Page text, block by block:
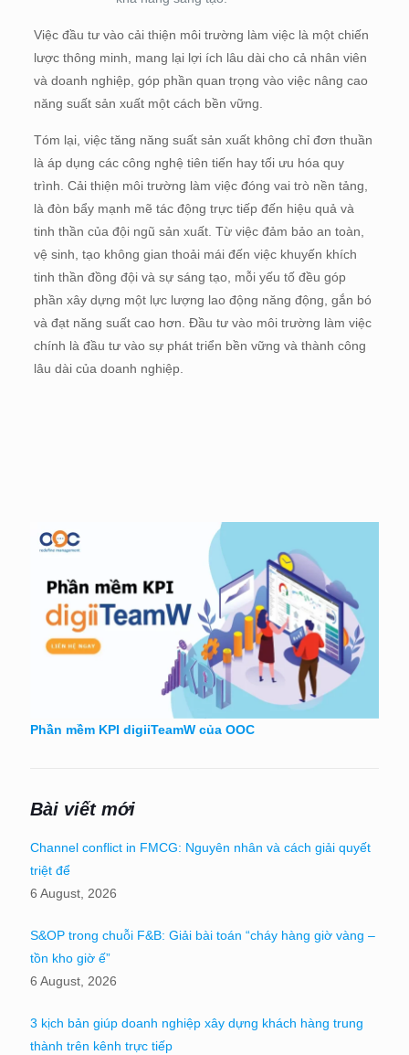
Việc đầu tư vào cải thiện môi trường làm việc là một chiến
lược thông minh, mang lại lợi ích lâu dài cho cả nhân viên
và doanh nghiệp, góp phần quan trọng vào việc nâng cao
năng suất sản xuất một cách bền vững.
Tóm lại, việc tăng năng suất sản xuất không chỉ đơn thuần
là áp dụng các công nghệ tiên tiến hay tối ưu hóa quy
trình. Cải thiện môi trường làm việc đóng vai trò nền tảng,
là đòn bẩy mạnh mẽ tác động trực tiếp đến hiệu quả và
tinh thần của đội ngũ sản xuất. Từ việc đảm bảo an toàn,
vệ sinh, tạo không gian thoải mái đến việc khuyến khích
tinh thần đồng đội và sự sáng tạo, mỗi yếu tố đều góp
phần xây dựng một lực lượng lao động năng động, gắn bó
và đạt năng suất cao hơn. Đầu tư vào môi trường làm việc
chính là đầu tư vào sự phát triển bền vững và thành công
lâu dài của doanh nghiệp.
Phần mềm KPI digiiTeamW của OOC
Bài viết mới
Channel conflict in FMCG: Nguyên nhân và cách giải quyết
triệt để
6 August, 2026
S&OP trong chuỗi F&B: Giải bài toán “cháy hàng giờ vàng –
tồn kho giờ ế”
6 August, 2026
3 kịch bản giúp doanh nghiệp xây dựng khách hàng trung
thành trên kênh trực tiếp